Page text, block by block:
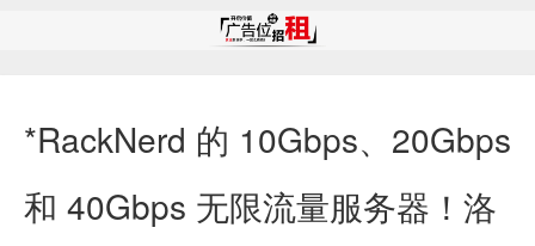
*RackNerd 的 10Gbps、20Gbps
和 40Gbps 无限流量服务器！洛